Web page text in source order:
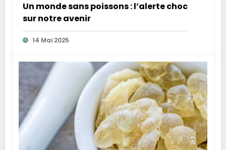
Un monde sans poissons : l’alerte choc
sur notre avenir
14 Mai 2025